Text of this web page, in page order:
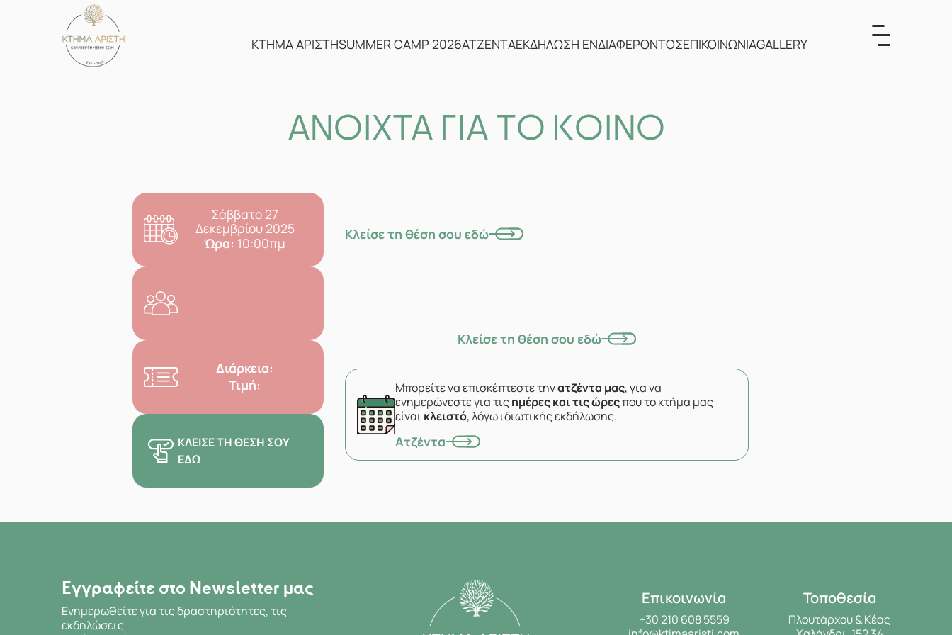
ΚΤΗΜΑ ΑΡΙΣΤΗSUMMER CAMP 2026ΑΤΖΕΝΤΑΕΚΔΗΛΩΣΗ ΕΝΔΙΑΦΕΡΟΝΤΟΣΕΠΙΚΟΙΝΩΝΙΑGALLERY
ΑΝΟΙΧΤΑ ΓΙΑ ΤΟ ΚΟΙΝΟ
Σάββατο 27
Δεκεμβρίου 2025
Ώρα: 10:00πμ
Διάρκεια:
Τιμή:
ΚΛΕΊΣΕ ΤΗ ΘΈΣΗ ΣΟΥ
ΕΔΏ
Κλείσε τη θέση σου εδώ
Κλείσε τη θέση σου εδώ
Μπορείτε να επισκέπτεστε τηνατζέντα μας, για να
ενημερώνεστε για τιςημέρες και τις ώρεςπου το κτήμα μας
είναικλειστό, λόγω ιδιωτικής εκδήλωσης.
Ατζέντα
Εγγραφείτε στο Newsletter μας
Ενημερωθείτε για τις δραστηριότητες, τις
εκδηλώσεις
Επικοινωνία
+30 210 608 5559
Τοποθεσία
Πλουτάρχου & Κέας